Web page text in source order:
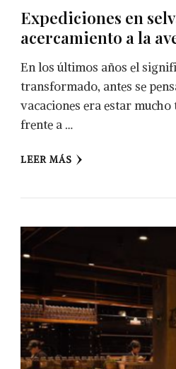
Expediciones en
acercamiento a la
En los últimos años el
transformado, antes se
vacaciones era estar
frente a …
LEER MÁS